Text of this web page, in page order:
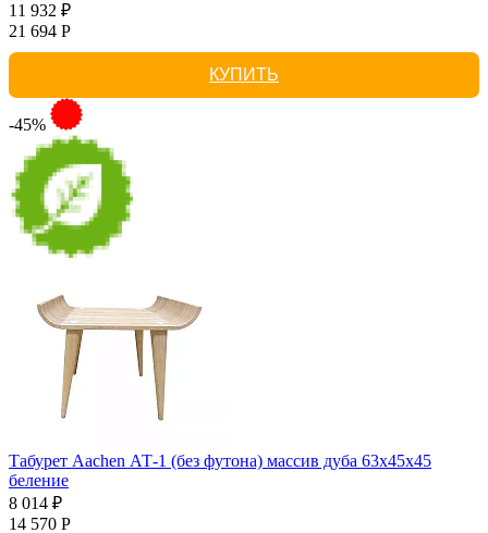
11 932 ₽
21 694 Р
КУПИТЬ
-45%
Табурет Aachen АТ-1 (без футона) массив дуба 63х45х45
беление
8 014 ₽
14 570 Р